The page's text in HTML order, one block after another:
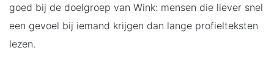
goed bij de doelgroep van Wink: mensen die liever snel
een gevoel bij iemand krijgen dan lange profielteksten
lezen.